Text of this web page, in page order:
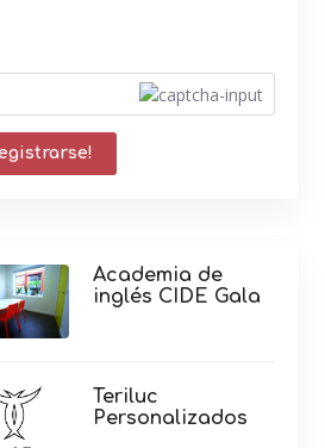
Academia de
inglés CIDE Gala
Teriluc
Personalizados